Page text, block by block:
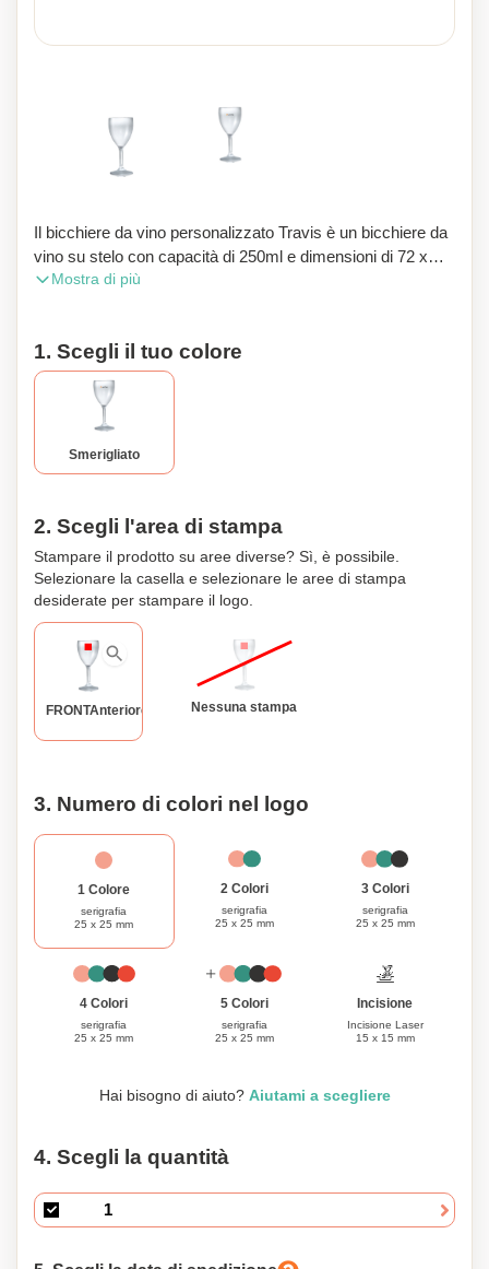
Il bicchiere da vino personalizzato Travis è un bicchiere da
vino su stelo con capacità di 250ml e dimensioni di 72 x
174 mm. Piccolo e semplice, è un articolo promozionale
vetro, è un'alternativa ideale e durevole ai classici bicchieri.
Quantità minima ordinabile: 36. Venduto in unità di 12 pezzi;
Mostra di più
1. Scegli il tuo colore
Smerigliato
2. Scegli l'area di stampa
Stampare il prodotto su aree diverse? Sì, è possibile.
Selezionare la casella e selezionare le aree di stampa
desiderate per stampare il logo.
FRONTAnteriore Nessuna stampa
3. Numero di colori nel logo
1 Colore
serigrafia
25 x 25 mm
2 Colori
serigrafia
25 x 25 mm
3 Colori
serigrafia
25 x 25 mm
4 Colori
serigrafia
25 x 25 mm
5 Colori
serigrafia
25 x 25 mm
Incisione
Incisione Laser
15 x 15 mm
Hai bisogno di aiuto? Aiutami a scegliere
4. Scegli la quantità